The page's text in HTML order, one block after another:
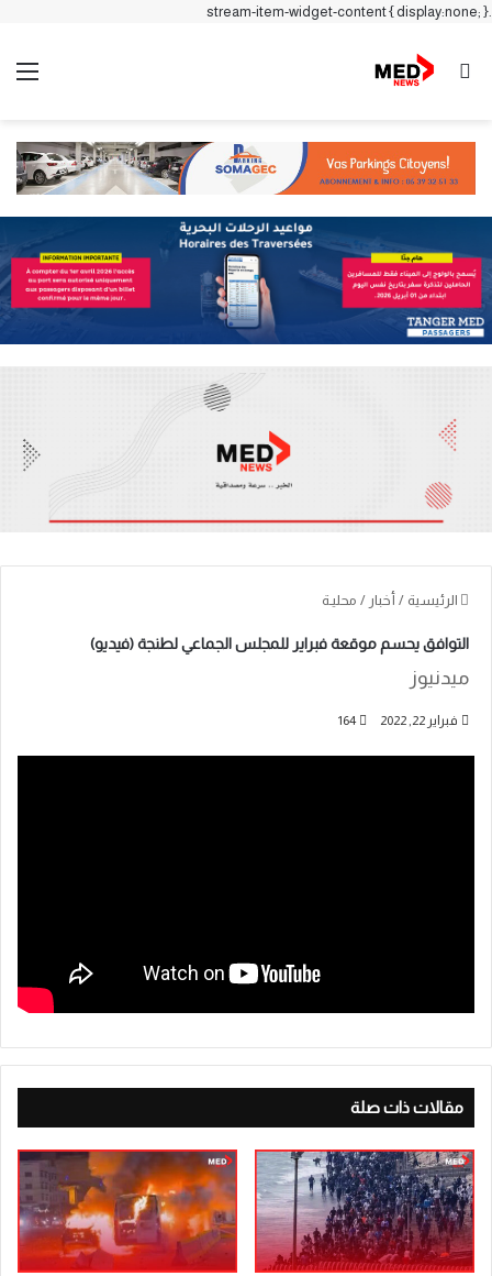
.stream-item-widget-content { display:none; }
بحث عن
الرئيسية / أخبار / محليـة
التوافق يحسم موقعة فبراير للمجلس الجماعي لطنجة (فيديو)
ميدنيوز
فبراير 22, 2022 164
مقالات ذات صلة